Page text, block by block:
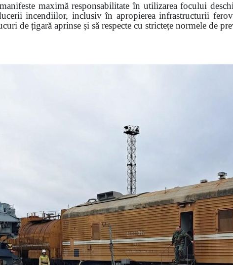
maximă responsabilitate în utilizarea focului
incendiilor, inclusiv în apropierea infrastructurii
de țigară aprinse și să respecte cu strictețe normele de